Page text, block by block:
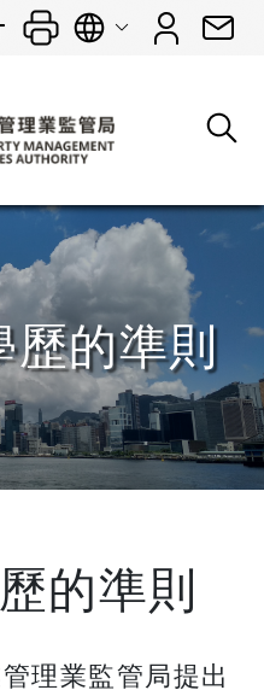
歷的準則
的準則
理業監管局提出